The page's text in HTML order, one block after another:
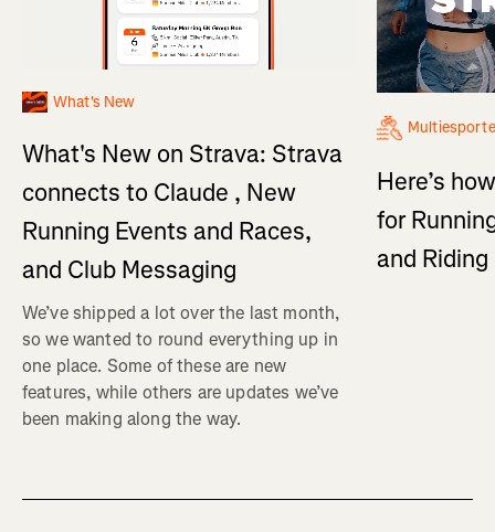
What's New
What's New on Strava: Strava
connects to Claude , New
Running Events and Races,
and Club Messaging
We’ve shipped a lot over the last month,
so we wanted to round everything up in
one place. Some of these are new
features, while others are updates we’ve
been making along the way.
Multiesporte
Here’s
for
and